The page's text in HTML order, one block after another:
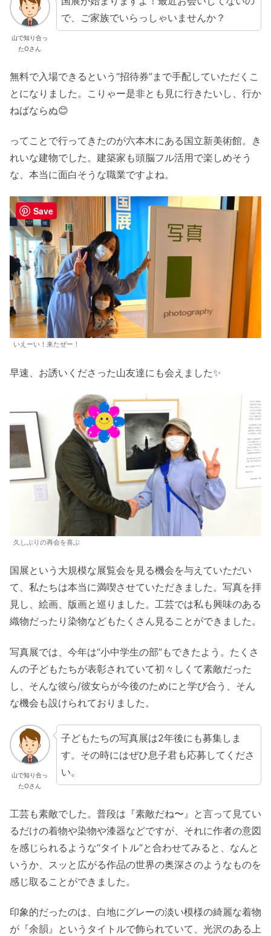
山で知り合っ
たOさん
で、ご家族でいらっしゃいませんか？
無料で入場できるという“招待券”まで手配していただくこ
とになりました。こりゃー是非とも見に行きたいし、行か
ねばならぬ😊
ってことで行ってきたのが六本木にある国立新美術館。き
れいな建物でした。建築家も頭脳フル活用で楽しめそう
な、本当に面白そうな職業ですよね。
いえーい！来たぜー！
早速、お誘いくださった山友達にも会えました✨
久しぶりの再会を喜ぶ
国展という大規模な展覧会を見る機会を与えていただい
て、私たちは本当に満喫させていただきました。写真を拝
見し、絵画、版画と巡りました。工芸では私も興味のある
織物だったり染物などもたくさん見ることができました。
写真展では、今年は“小中学生の部”もできたよう。たくさ
んの子どもたちが表彰されていて初々しくて素敵だった
し、そんな彼ら/彼女らが今後のためにと学び合う、そん
な機会も設けられておりました。
山で知り合っ
たOさん
子どもたちの写真展は2年後にも募集しま
す。その時にはぜひ息子君も応募してくださ
い。
工芸も素敵でした。普段は『素敵だね〜』と言って見てい
るだけの着物や染物や漆器などですが、それに作者の意図
を感じられるような“タイトル”と合わせてみると、なんと
いうか、スッと広がる作品の世界の奥深さのようなものを
感じ取ることができました。
印象的だったのは、白地にグレーの淡い模様の綺麗な着物
が『余韻』というタイトルで飾られていて、光沢のある上
Save